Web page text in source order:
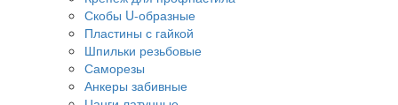
Скобы U-образные
Пластины с гайкой
Шпильки резьбовые
Саморезы
Анкеры забивные